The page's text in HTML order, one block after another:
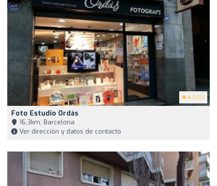
4 (100)
Foto Estudio Ordás
16,3km, Barcelona
Ver dirección y datos de contacto